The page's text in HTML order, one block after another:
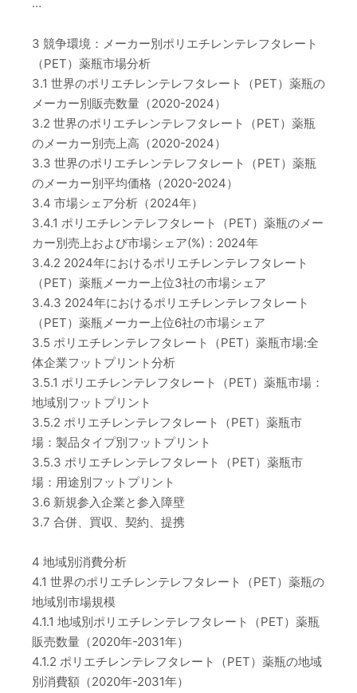
3 競争環境：メーカー別ポリエチレンテレフタレート
（PET）薬瓶市場分析
3.1 世界のポリエチレンテレフタレート（PET）薬瓶の
メーカー別販売数量（2020-2024）
3.2 世界のポリエチレンテレフタレート（PET）薬瓶
のメーカー別売上高（2020-2024）
3.3 世界のポリエチレンテレフタレート（PET）薬瓶
のメーカー別平均価格（2020-2024）
3.4 市場シェア分析（2024年）
3.4.1 ポリエチレンテレフタレート（PET）薬瓶のメー
カー別売上および市場シェア(%)：2024年
3.4.2 2024年におけるポリエチレンテレフタレート
（PET）薬瓶メーカー上位3社の市場シェア
3.4.3 2024年におけるポリエチレンテレフタレート
（PET）薬瓶メーカー上位6社の市場シェア
3.5 ポリエチレンテレフタレート（PET）薬瓶市場:全
体企業フットプリント分析
3.5.1 ポリエチレンテレフタレート（PET）薬瓶市場：
地域別フットプリント
3.5.2 ポリエチレンテレフタレート（PET）薬瓶市
場：製品タイプ別フットプリント
3.5.3 ポリエチレンテレフタレート（PET）薬瓶市
場：用途別フットプリント
3.6 新規参入企業と参入障壁
3.7 合併、買収、契約、提携
4 地域別消費分析
4.1 世界のポリエチレンテレフタレート（PET）薬瓶の
地域別市場規模
4.1.1 地域別ポリエチレンテレフタレート（PET）薬瓶
販売数量（2020年-2031年）
4.1.2 ポリエチレンテレフタレート（PET）薬瓶の地域
別消費額（2020年-2031年）